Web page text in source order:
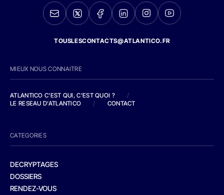
TOUSLESCONTACTS@ATLANTICO.FR
MIEUX NOUS CONNAITRE
ATLANTICO C'EST QUI, C'EST QUOI ?
/
LE RESEAU D'ATLANTICO
/ CONTACT
CATEGORIES
DECRYPTAGES
DOSSIERS
RENDEZ-VOUS